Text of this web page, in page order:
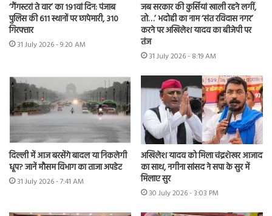
‘गैंगस्टरां ते वार’ का 191वां दिन: पंजाब
पुलिस की 611 स्थानों पर छापेमारी, 310
गिरफ्तार
31 July 2026 - 9:20 AM
जब सरकार की कुर्सियां खाली रहने लगीं,
तो…’ भदोही का नाम ‘संत रविदास नगर’
करने पर अखिलेश यादव का बीजेपी पर
तंज
31 July 2026 - 8:19 AM
दिल्ली में आज बरसेंगे बादल या निकलेगी
धूप? जानें मौसम विभाग का ताजा अपडेट
31 July 2026 - 7:41 AM
अखिलेश यादव को मिला चंद्रशेखर आजाद
का साथ, नगीना सांसद ने सपा के सुर में
मिलाए सुर
30 July 2026 - 3:03 PM